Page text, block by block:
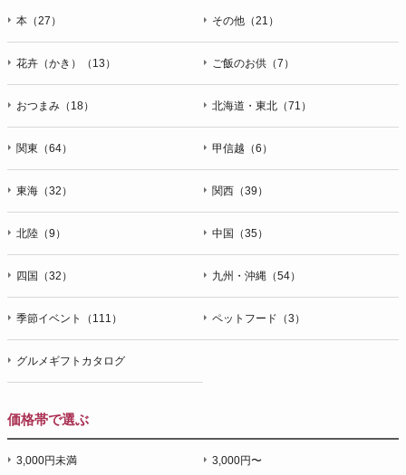
本（27） その他（21）
花卉（かき）（13） ご飯のお供（7）
おつまみ（18） 北海道・東北（71）
関東（64） 甲信越（6）
東海（32） 関西（39）
北陸（9） 中国（35）
四国（32） 九州・沖縄（54）
季節イベント（111） ペットフード（3）
グルメギフトカタログ
価格帯で選ぶ
3,000円未満 3,000円〜